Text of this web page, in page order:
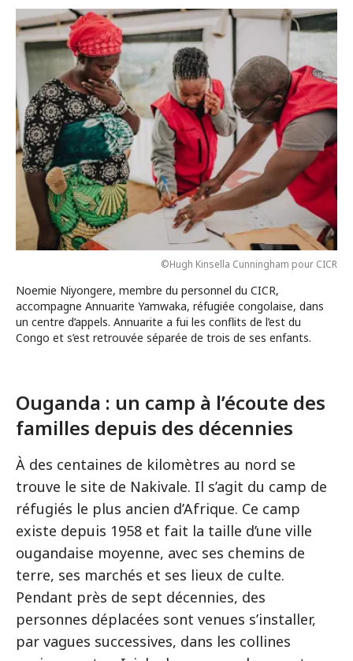
©Hugh Kinsella Cunningham pour CICR
Noemie Niyongere, membre du personnel du CICR,
accompagne Annuarite Yamwaka, réfugiée congolaise, dans
un centre d’appels. Annuarite a fui les conflits de l’est du
Congo et s’est retrouvée séparée de trois de ses enfants.
Ouganda : un camp à l’écoute des
familles depuis des décennies
À des centaines de kilomètres au nord se
trouve le site de Nakivale. Il s’agit du camp de
réfugiés le plus ancien d’Afrique. Ce camp
existe depuis 1958 et fait la taille d’une ville
ougandaise moyenne, avec ses chemins de
terre, ses marchés et ses lieux de culte.
Pendant près de sept décennies, des
personnes déplacées sont venues s’installer,
par vagues successives, dans les collines